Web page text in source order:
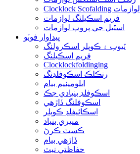
Clocklock Scofalding لوازمات
فريم اسڪيلنگ لوازمات
اسٽيل جي پروپ لوازمات
پيداوار فوٽو
ٽيوب ۽ ڪوپلر اسڪرولنگ
فريم اسڪيلنگ
Clocklockfoldinging
رنڪلڪ اسڪوفلڊنگ
ايلومينيم بيام
اسڪوفلڊ بنيادي جڪ
اسڪوفلنگ ڏاڙهي
اسڪائيفلڊ ڪوپلر
مييري بنياد
ڪسٽ ڪرڻ
ڏاڙهي بيام
حفاظتي نيٽ